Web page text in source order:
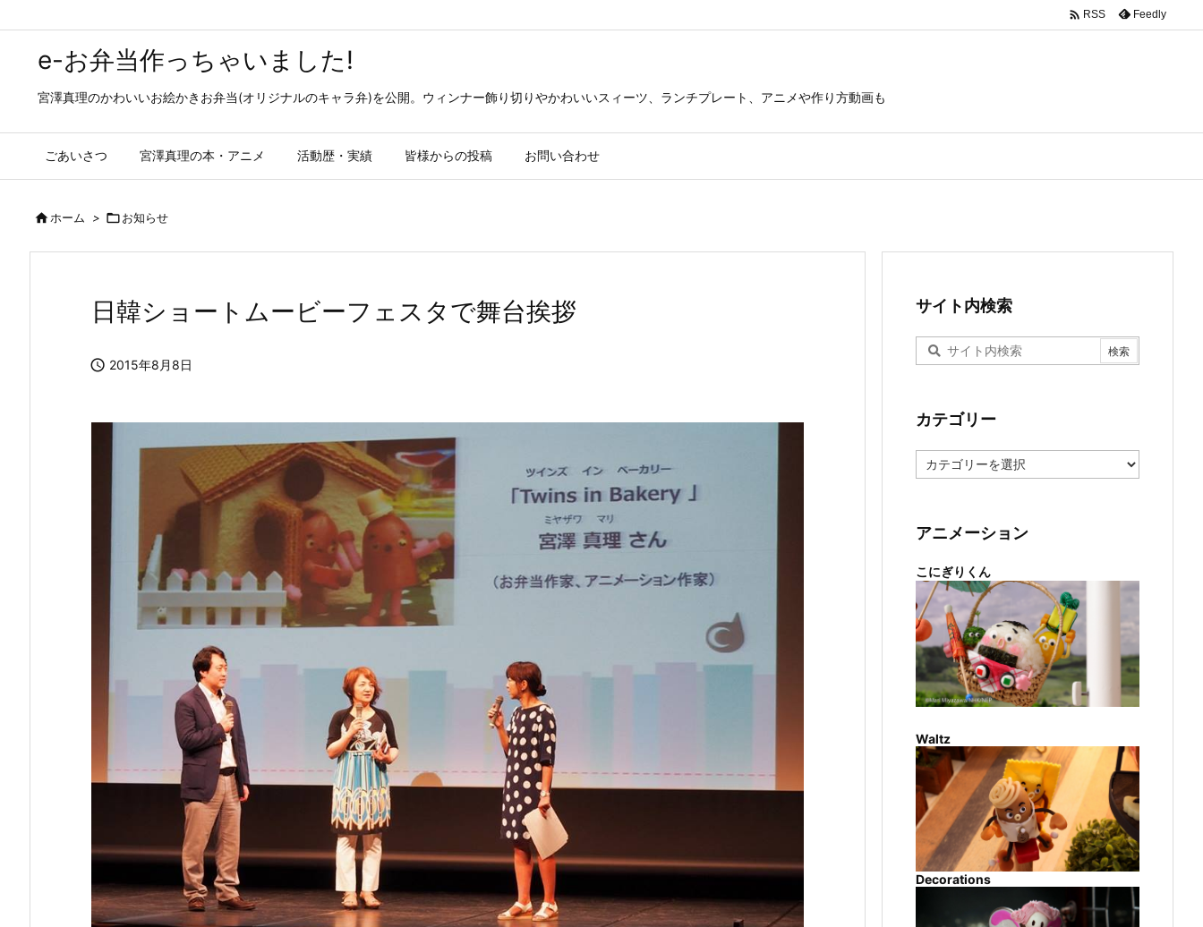
e-お弁当作っちゃいました!
宮澤真理のかわいいお絵かきお弁当(オリジナルのキャラ弁)を公開。ウィンナー飾り切りやかわいいスィーツ、ランチプレート、アニメや作り方動画も
ごあいさつ 宮澤真理の本・アニメ 活動歴・実績 皆様からの投稿 お問い合わせ
 RSS Feedly
ホーム > お知らせ
日韓ショートムービーフェスタで舞台挨拶
 2015年8月8日
サイト内検索
カテゴリー
テ
ー
アニメーション
こにぎりくん
Waltz
Decorations